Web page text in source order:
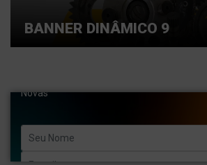
BANNER DINÂMICO 9
Entre em contato conosco e saiba mais
Novas